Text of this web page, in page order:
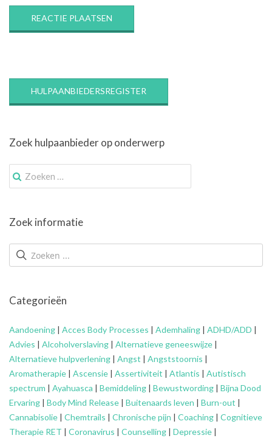
HULPAANBIEDERSREGISTER
Zoek hulpaanbieder op onderwerp
Zoek
naar:
Zoek informatie
Categorieën
Aandoening | Acces Body Processes | Ademhaling | ADHD/ADD |
Advies | Alcoholverslaving | Alternatieve geneeswijze |
Alternatieve hulpverlening | Angst | Angststoornis |
Aromatherapie | Ascensie | Assertiviteit | Atlantis | Autistisch
spectrum | Ayahuasca | Bemiddeling | Bewustwording | Bijna Dood
Ervaring | Body Mind Release | Buitenaards leven | Burn-out |
Cannabisolie | Chemtrails | Chronische pijn | Coaching | Cognitieve
Therapie RET | Coronavirus | Counselling | Depressie |